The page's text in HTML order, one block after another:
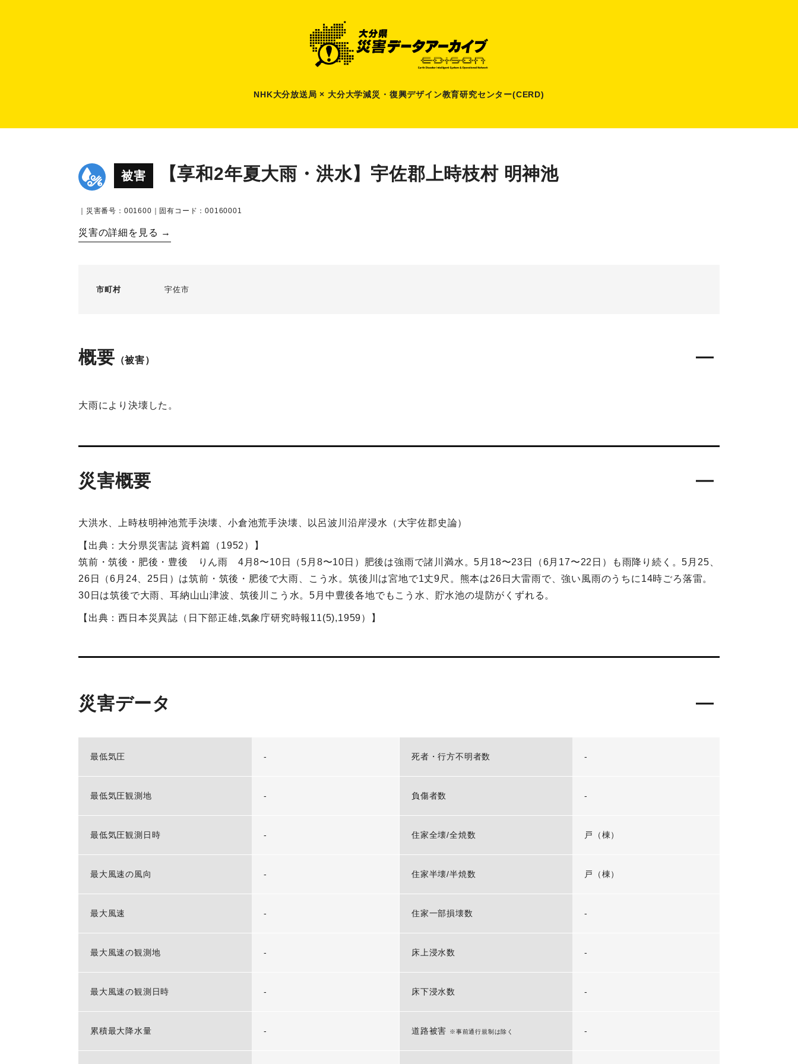
NHK大分放送局 × 大分大学減災 ・ 復興デザイン教育研究センター(CERD)
被害 【享和2年夏大雨・洪水】宇佐郡上時枝村 明神池
｜災害番号：001600｜固有コード：00160001
災害の詳細を見る →
市町村 宇佐市
概要 （被害）
大雨により決壊した。
災害概要
大洪水、上時枝明神池荒手決壊、小倉池荒手決壊、以呂波川沿岸浸水（大宇佐郡史論）
【出典：大分県災害誌 資料篇（1952）】
筑前・筑後・肥後・豊後 りん雨 4月8〜10日（5月8〜10日）肥後は強雨で諸川満水。5月18〜23日（6月17〜22日）も雨降り続く。5月25、
26日（6月24、25日）は筑前・筑後・肥後で大雨、こう水。筑後川は宮地で1丈9尺。熊本は26日大雷雨で、強い風雨のうちに14時ごろ落雷。
30日は筑後で大雨、耳納山山津波、筑後川こう水。5月中豊後各地でもこう水、貯水池の堤防がくずれる。
【出典：西日本災異誌（日下部正雄,気象庁研究時報11(5),1959）】
災害データ
最低気圧 -
最低気圧観測地 -
最低気圧観測日時 -
最大風速の風向 -
最大風速 -
最大風速の観測地 -
最大風速の観測日時 -
累積最大降水量 -
死者・行方不明者数 -
負傷者数 -
住家全壊/全焼数 戸（棟）
住家半壊/半焼数 戸（棟）
住家一部損壊数 -
床上浸水数 -
床下浸水数 -
道路被害 ※事前通行規制は除く -